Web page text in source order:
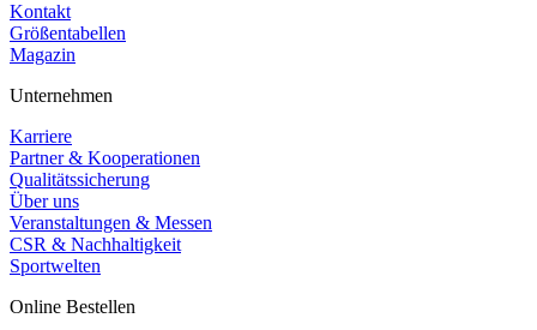
Kontakt
Größentabellen
Magazin
Unternehmen
Karriere
Partner & Kooperationen
Qualitätssicherung
Über uns
Veranstaltungen & Messen
CSR & Nachhaltigkeit
Sportwelten
Online Bestellen